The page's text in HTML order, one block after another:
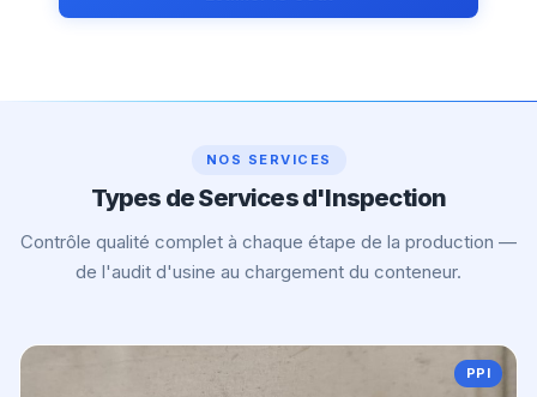
NOS SERVICES
Types de Services d'Inspection
Contrôle qualité complet à chaque étape de la production —
de l'audit d'usine au chargement du conteneur.
PPI